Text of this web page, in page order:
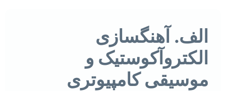
الف. آهنگسازی
الکتروآکوستیک و
موسیقی کامپیوتری